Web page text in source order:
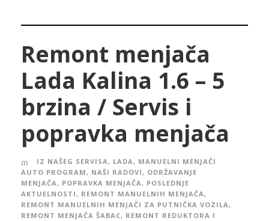
Remont menjača
Lada Kalina 1.6 – 5
brzina / Servis i
popravka menjača
IZ NAŠEG SERVISA, LADA, MANUELNI MENJAČI
AUTO PROGRAM, NAŠI RADOVI, ODRŽAVANJE
MENJAČA, POPRAVKA MENJAČA, POSLEDNJE
AKTUELNOSTI, REMONT MANUELNIH MENJAČA,
REMONT MANUELNIH MENJAČI ZA PUTNIČKA VOZILA,
REMONT MENJAČA ŠABAC, REMONT REDUKTORA I